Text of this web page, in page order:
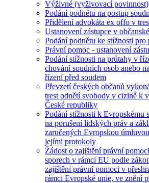
Výživné (vyživovací povinnost)
Podání podnětu na postup
Přidělení advokáta ex offo v
Ustanovení zástupce v
Podání podnětu ke stížnosti pro
Právní pomoc - ustanovení
Podání stížnosti na průtahy v
chování soudních osob anebo
řízení před soudem
Převzetí českých občanů
trest odnětí svobody v cizině k
České republiky
Podání stížnosti k Evropskému
na porušení lidských práv a
zaručených Evropskou
jejími protokoly
Žádost o zajištění právní
sporech v rámci EU podle
zajištění právní pomoci v
rámci Evropské unie, ve znění